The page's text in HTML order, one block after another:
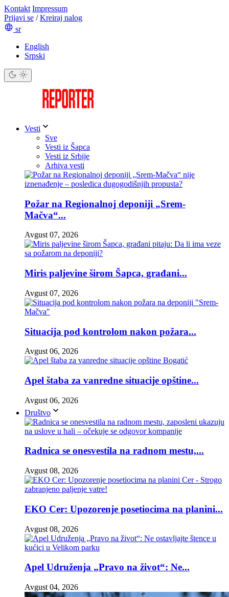
Kontakt Impressum
Prijavi se / Kreiraj nalog
sr
English
Srpski
Vesti
Sve
Vesti iz Šapca
Vesti iz Srbije
Arhiva vesti
Požar na Regionalnoj deponiji „Srem-
Mačva“...
Avgust 07, 2026
Miris paljevine širom Šapca, građani...
Avgust 07, 2026
Situacija pod kontrolom nakon požara...
Avgust 06, 2026
Apel štaba za vanredne situacije opštine...
Avgust 06, 2026
Društvo
Radnica se onesvestila na radnom mestu,...
Avgust 08, 2026
EKO Cer: Upozorenje posetiocima na planini...
Avgust 08, 2026
Apel Udruženja „Pravo na život“: Ne...
Avgust 04, 2026